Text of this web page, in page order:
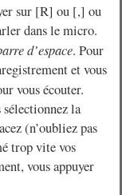
sur [R] ou [,] ou
dans le micro.
d’espace. Pour
et vous
vous écouter.
sélectionnez la
(n’oubliez pas
trop vite vos
vous appuyer